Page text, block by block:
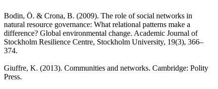
Bodin, Ö. & Crona, B. (2009). The role of social networks in
natural resource governance: What relational patterns make a
difference? Global environmental change. Academic Journal of
Stockholm Resilience Centre, Stockholm University, 19(3), 366–
374.
Giuffre, K. (2013). Communities and networks. Cambridge: Polity
Press.